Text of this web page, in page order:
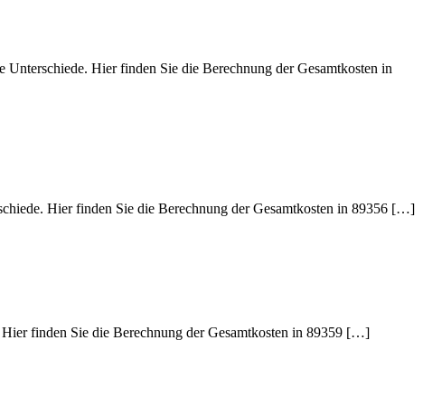
Hier finden Sie die Berechnung der Gesamtkosten in
Hier finden Sie die Berechnung der Gesamtkosten in 89356 […]
finden Sie die Berechnung der Gesamtkosten in 89359 […]